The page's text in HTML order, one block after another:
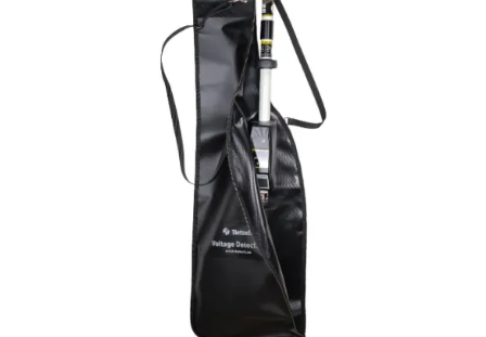
Navigasjon & Kommunikasjon
Maskinvern & Instrumentering